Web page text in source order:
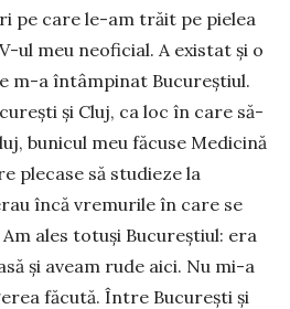
pe care le-am tră­it pe pielea
ul meu neo­ficial. A existat și o
m-a întâmpinat Bucu­reș­tiul.
și Cluj, ca loc în care să-
bunicul meu făcuse Medicină
plecase să stu­dieze la
încă vremurile în care se
ales totuși Bucureștiul: era
și aveam rude aici. Nu mi-a
făcută. Între București și